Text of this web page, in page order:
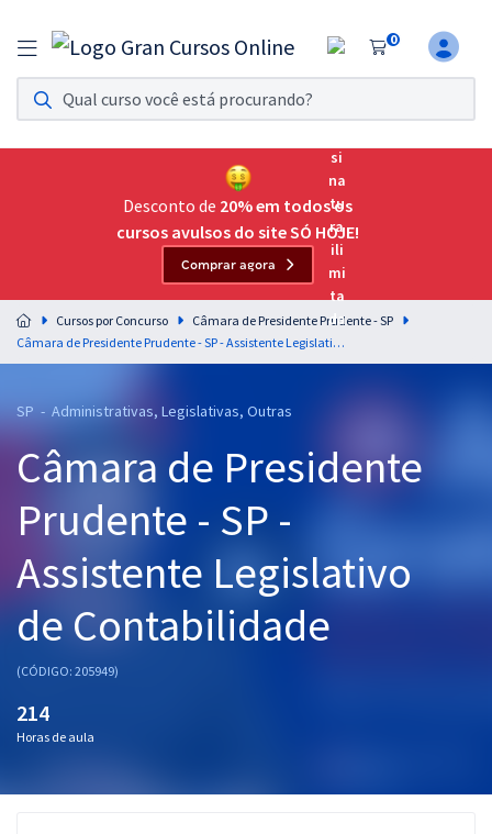
0
Assinatura Ilimitada 11
Acesso a todos os cursos. Teste grátis por 7 dias!
Assinatura OAB Até Passar
Acesso ilimitado a toda preparação para o Exame da
Residências Multiprofissionais
Preparação completa e intensiva para as principais
residências em saúde do Brasil
Cursos 20% OFF
Pós
Graduação
OAB
Questões grátis
Desconto de 20% em todos os
cursos avulsos do site SÓ HOJE!
Comprar agora
Cursos por Concurso
Câmara de Presidente Prudente - SP
Câmara de Presidente Prudente - SP - Assistente Legislativo de Contabilidade
SP - Administrativas, Legislativas, Outras
Câmara de Presidente
Prudente - SP -
Assistente Legislativo
de Contabilidade
(CÓDIGO: 205949)
214
Horas de aula